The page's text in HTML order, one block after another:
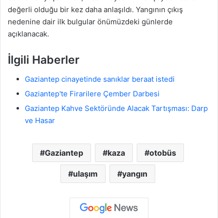
değerli olduğu bir kez daha anlaşıldı. Yangının çıkış
nedenine dair ilk bulgular önümüzdeki günlerde
açıklanacak.
İlgili Haberler
Gaziantep cinayetinde sanıklar beraat istedi
Gaziantep'te Firarilere Çember Darbesi
Gaziantep Kahve Sektöründe Alacak Tartışması: Darp
ve Hasar
Gaziantep kaza otobüs
ulaşım yangın